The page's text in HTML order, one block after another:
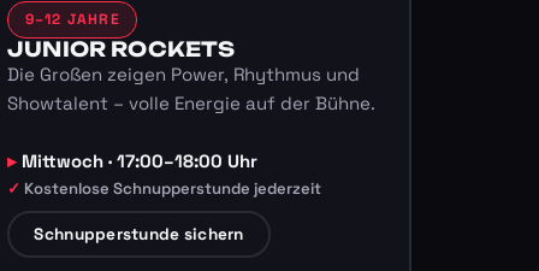
9–12 JAHRE
JUNIOR ROCKETS
Die Großen zeigen Power, Rhythmus und
Showtalent – volle Energie auf der Bühne.
Mittwoch · 17:00–18:00 Uhr
Kostenlose Schnupperstunde jederzeit
Schnupperstunde sichern